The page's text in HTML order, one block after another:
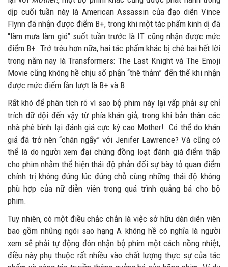
dịp cuối tuần này là American Assassin của đạo diễn Vince
Flynn đã nhận được điểm B+, trong khi một tác phẩm kinh dị đã
“làm mưa làm gió” suốt tuần trước là IT cũng nhận được mức
điểm B+. Trớ trêu hơn nữa, hai tác phẩm khác bị chê bai hết lời
trong năm nay là Transformers: The Last Knight và The Emoji
Movie cũng không hề chịu số phận “thê thảm” đến thế khi nhận
được mức điểm lần lượt là B+ và B.
Rất khó để phân tích rõ vì sao bộ phim này lại vấp phải sự chỉ
trích dữ dội đến vậy từ phía khán giả, trong khi bản thân các
nhà phê bình lại đánh giá cực kỳ cao Mother!. Có thể do khán
giả đã trở nên “chán ngấy” với Jenifer Lawrence? Và cũng có
thể là do người xem đại chúng đồng loạt đánh giá điểm thấp
cho phim nhằm thể hiện thái độ phản đối sự bày tỏ quan điểm
chính trị không đúng lúc đúng chỗ cùng những thái độ không
phù hợp của nữ diễn viên trong quá trình quảng bá cho bộ
phim.
Tuy nhiên, có một điều chắc chắn là việc sở hữu dàn diễn viên
bao gồm những ngôi sao hạng A không hề có nghĩa là người
xem sẽ phải tự động đón nhận bộ phim một cách nồng nhiệt,
điều này phụ thuộc rất nhiều vào chất lượng thực sự của tác